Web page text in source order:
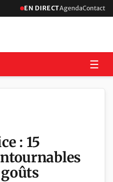
EN DIRECTAgendaContact
☰
: 15